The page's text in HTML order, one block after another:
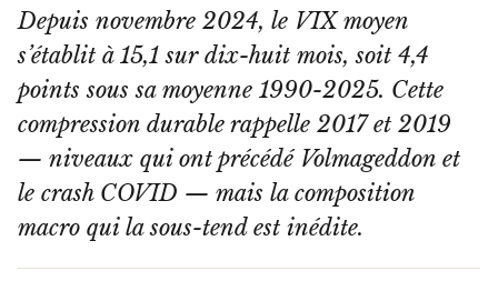
Depuis novembre 2024, le VIX moyen
s’établit à 15,1 sur dix-huit mois, soit 4,4
points sous sa moyenne 1990-2025. Cette
compression durable rappelle 2017 et 2019
— niveaux qui ont précédé Volmageddon et
le crash COVID — mais la composition
macro qui la sous-tend est inédite.